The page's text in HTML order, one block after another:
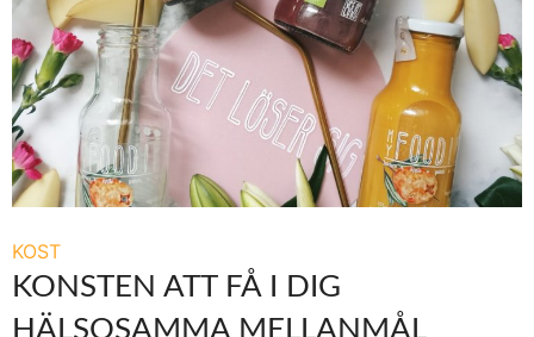
KOST
KONSTEN ATT FÅ I DIG
HÄLSOSAMMA MELLANMÅL